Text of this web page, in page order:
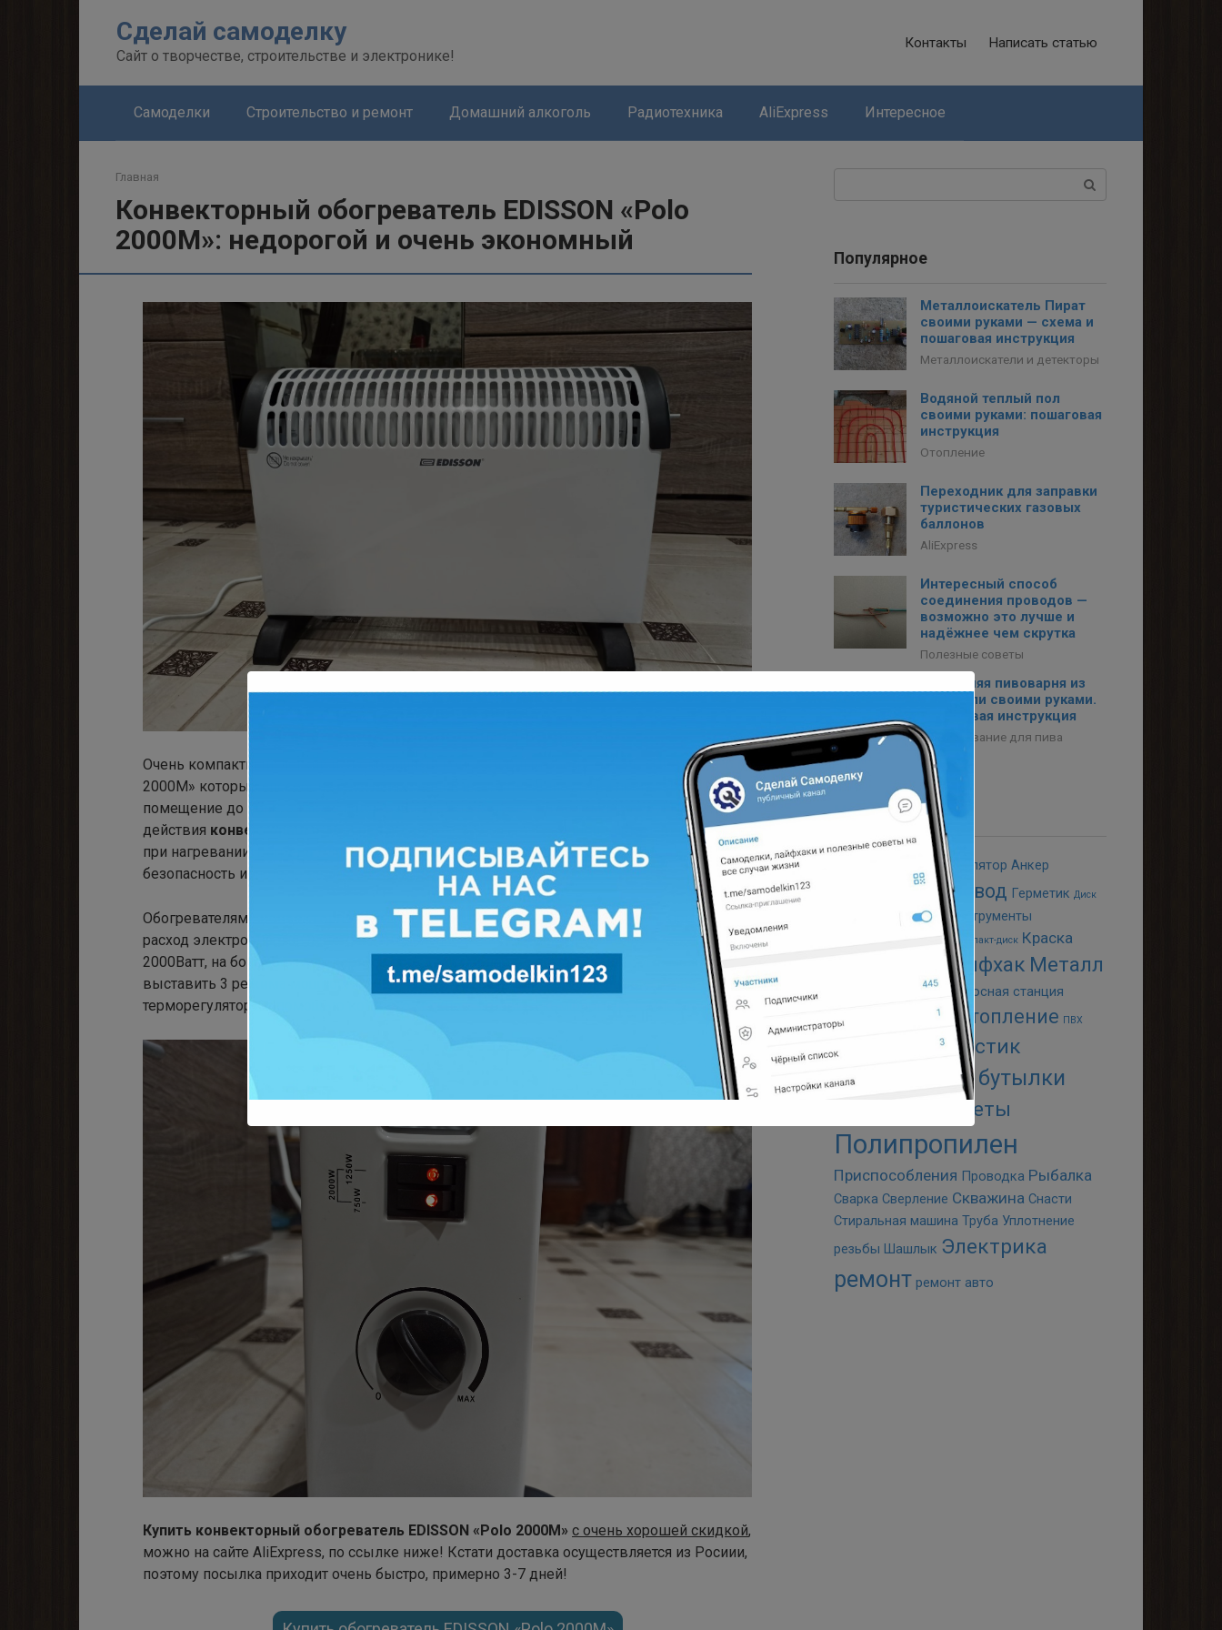
Сделай самоделку
Сайт о творчестве, строительстве и электронике!
Контакты Написать статью
Самоделки Строительство и ремонт Домашний алкоголь Радиотехника AliExpress Интересное
Главная
Конвекторный обогреватель EDISSON «Polo
2000M»: недорогой и очень экономный
Очень компактный, лёгкий и экономичный конвекторный обогреватель EDISSON «Polo
2000M» который способен без особых усилий и в кратчайшие сроки прогреть
помещение до 20м², а также поддерживать в нём постоянную температуру! Принцип
действия конвекторного
основан на естественной циркуляции воздуха
при нагревании. Нагревательный элемент не раскаляется до красна, что обеспечивает
безопасность использования!
Обогревателями конвекторного типалегко можно отапливать целый дом, при этом
расход электроэнергии будет минимальным! Мощность данной модели составляет
2000Ватт, на боковой части корпуса есть два тумблера, с помощью которых можно
выставить 3 режима мощности: 2000, 1250 и 700Ватт. Там же, установлена ручка
терморегулятора, с помощью которого можно выставить комфортную температуру.
Купить конвекторный обогреватель EDISSON «Polo 2000M» с очень хорошей скидкой,
можно на сайте AliExpress, по ссылке ниже! Кстати доставка осуществляется из Росиии,
поэтому посылка приходит очень быстро, примерно 3-7 дней!
Популярное
Металлоискатель Пират
своими руками — схема и
пошаговая инструкция
Металлоискатели и детекторы
Водяной теплый пол
своими руками: пошаговая
инструкция
Отопление
Переходник для заправки
туристических газовых
баллонов
AliExpress
Интересный способ
соединения проводов —
возможно это лучше и
надёжнее чем скрутка
Полезные советы
Домашняя пивоварня из
кастрюли своими руками.
Пошаговая инструкция
Оборудование для пива
Метки
Аккумулятор Анкер
Водопровод Герметик Диск
Животные Инструменты
Клей Компакт-диск Краска
Лайфхак Металл
Металлоискатель Насосная станция
Ножи Освещение Отопление ПВХ
Пайка Пластик
Пластиковые бутылки
Полезные советы
Полипропилен
Приспособления Проводка Рыбалка
Сварка Сверление Скважина Снасти
Стиральная машина Труба Уплотнение
резьбы Шашлык Электрика
ремонт ремонт авто